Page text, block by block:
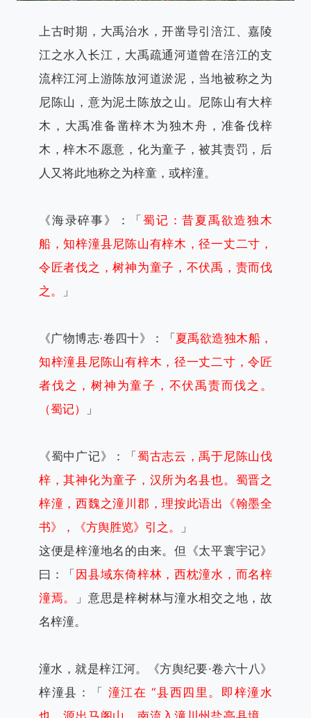
上古时期，大禹治水，开凿导引涪江、嘉陵
江之水入长江，大禹疏通河道曾在涪江的支
流梓江河上游陈放河道淤泥，当地被称之为
尼陈山，意为泥土陈放之山。尼陈山有大梓
木，大禹准备凿梓木为独木舟，准备伐梓
木，梓木不愿意，化为童子，被其责罚，后
人又将此地称之为梓童，或梓潼。
《海录碎事》：「蜀记：昔夏禹欲造独木
船，知梓潼县尼陈山有梓木，径一丈二寸，
令匠者伐之，树神为童子，不伏禹，责而伐
之。
」
《广物博志·卷四十》：「夏禹欲造独木船，
知梓潼县尼陈山有梓木，径一丈二寸，令匠
者伐之，树神为童子，不伏禹责而伐之。
（蜀记）
」
《蜀中广记》：「蜀古志云，禹于尼陈山伐
梓，其神化为童子，汉所为名县也。蜀晋之
梓潼，西魏之潼川郡，理按此语出《翰墨全
书》，《方舆胜览》引之。
」
这便是梓潼地名的由来。但《太平寰宇记》
曰：「因县域东倚梓林，西枕潼水，而名梓
潼焉。
」意思是梓树林与潼水相交之地，故
名梓潼。
潼水，就是梓江河。《方舆纪要·卷六十八》
梓潼县：「 潼江在 “县西四里。即梓潼水